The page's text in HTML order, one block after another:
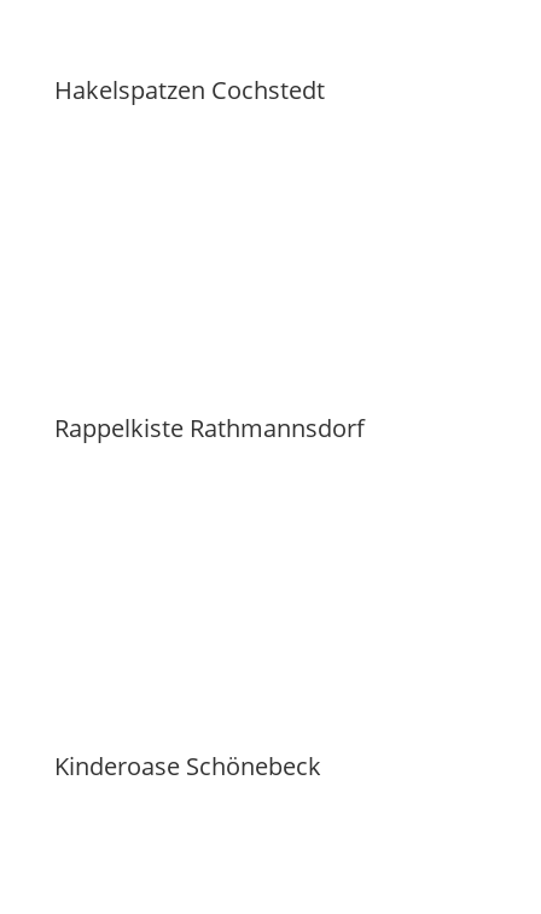
Hakelspatzen Cochstedt
Rappelkiste Rathmannsdorf
Kinderoase Schönebeck